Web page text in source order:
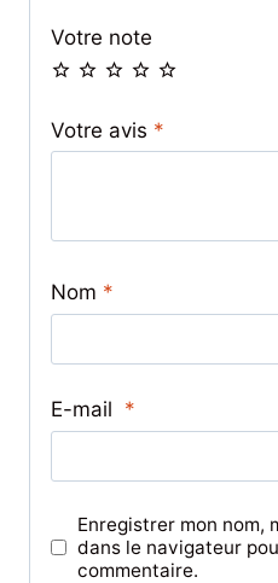
Votre note
Votre avis *
Nom *
E-mail *
Enregistrer mon nom,
dans le navigateur
commentaire.